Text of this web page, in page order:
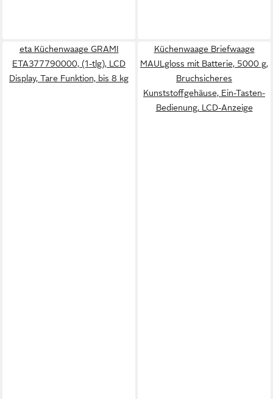
eta Küchenwaage GRAMI
ETA377790000, (1-tlg), LCD
Display, Tare Funktion, bis 8 kg
Küchenwaage Briefwaage
MAULgloss mit Batterie, 5000 g,
Bruchsicheres
Kunststoffgehäuse, Ein-Tasten-
Bedienung, LCD-Anzeige